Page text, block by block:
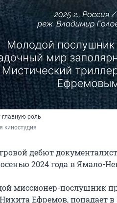
главную роль
киностудия
дебют
2024 года в Ямало-
миссионер-послушник
Никита Ефремов, попадает